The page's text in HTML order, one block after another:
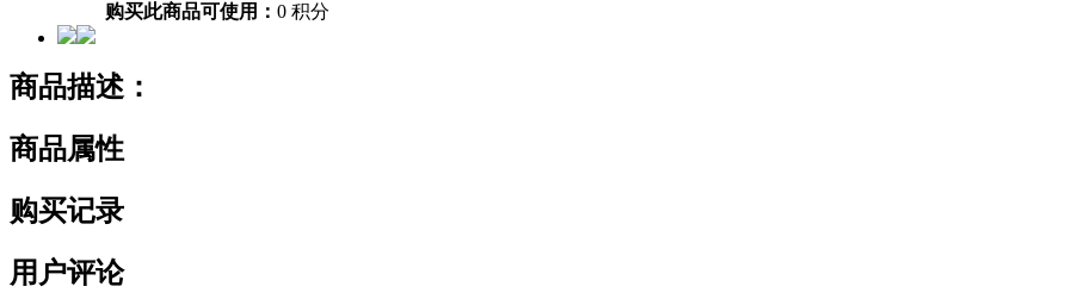
购买此商品可使用： 0 积分
商品描述：
商品属性
购买记录
用户评论